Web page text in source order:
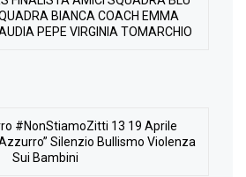
BIANCA COACH EMMA
PEPE VIRGINIA TOMARCHIO
#NonStiamoZitti 13 19 Aprile
Silenzio Bullismo Violenza
Sui Bambini